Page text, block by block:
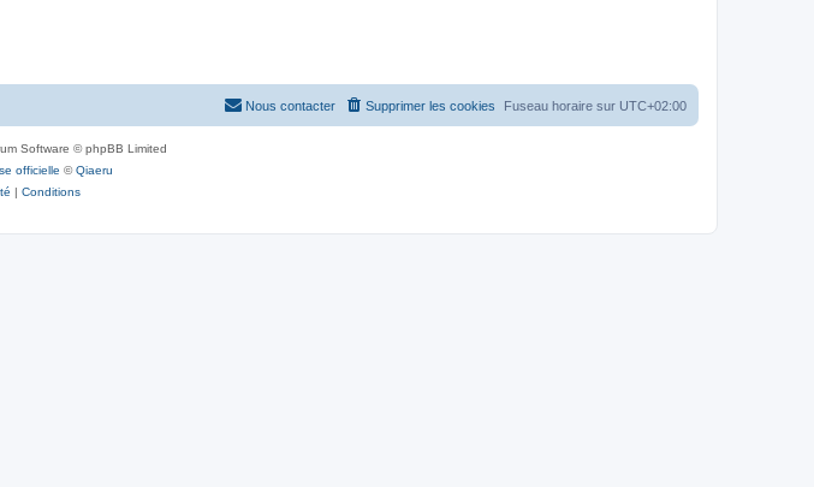
Fuseau horaire sur UTC+02:00
Supprimer les cookies
Nous contacter
Software © phpBB Limited
officielle ©Qiaeru
| Conditions